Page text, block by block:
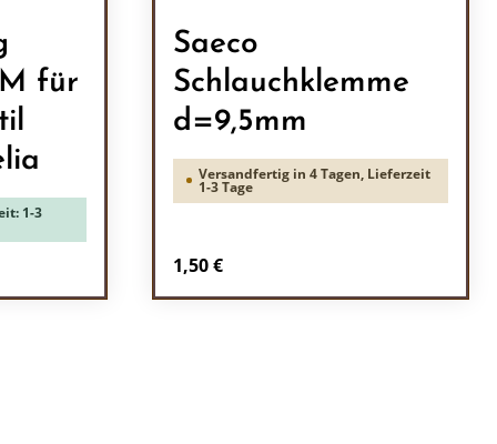
für
1-3
Saeco
Schlauchklemme
d=9,5mm
Versandfertig in 4 Tagen, Lieferzeit
1-3 Tage
Regulärer Preis:
1,50 €